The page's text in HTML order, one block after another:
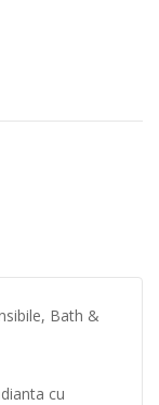
Bath &
cu